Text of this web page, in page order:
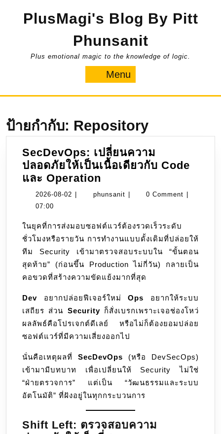
PlusMagi's Blog By Pitt
Phunsanit
Plus emotional magic to the knowledge of logic.
Menu
ป้ายกำกับ: Repository
SecDevOps: เปลี่ยนความ
ปลอดภัยให้เป็นเนื้อเดียวกับ Code
และ Operation
เปลี่ยน
ให้
เป็น
เนื้อ
เดียว
กับ
Code
และ
Operation
2026-08-02 2026- phunsanit phunsanit0 Comment
07:00
ในยุคที่การส่งมอบซอฟต์แวร์ต้องรวดเร็วระดับ
ชั่วโมงหรือรายวัน การทำงานแบบดั้งเดิมที่ปล่อยให้
ทีม Security เข้ามาตรวจสอบระบบใน “ขั้นตอน
สุดท้าย” (ก่อนขึ้น Production ไม่กี่วัน) กลายเป็น
คอขวดที่สร้างความขัดแย้งมากที่สุด
Dev อยากปล่อยฟีเจอร์ใหม่Ops อยากให้ระบบ
เสถียร ส่วน Securityก็สั่งเบรกเพราะเจอช่องโหว่
ผลลัพธ์คือโปรเจกต์ดีเลย์ หรือไม่ก็ต้องยอมปล่อย
ซอฟต์แวร์ที่มีความเสี่ยงออกไป
นั่นคือเหตุผลที่ SecDevOps (หรือ DevSecOps)
เข้ามามีบทบาท เพื่อเปลี่ยนให้ Security ไม่ใช่
“ฝ่ายตรวจการ” แต่เป็น “วัฒนธรรมและระบบ
อัตโนมัติ” ที่ฝังอยู่ในทุกกระบวนการ
Shift Left: ตรวจสอบความ